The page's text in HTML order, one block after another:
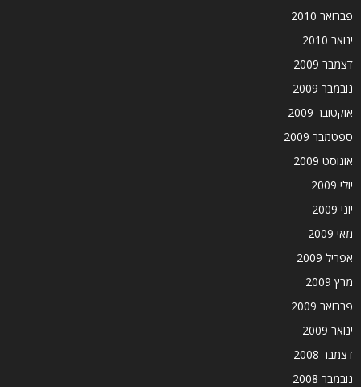
פברואר 2010
ינואר 2010
דצמבר 2009
נובמבר 2009
אוקטובר 2009
ספטמבר 2009
אוגוסט 2009
יולי 2009
יוני 2009
מאי 2009
אפריל 2009
מרץ 2009
פברואר 2009
ינואר 2009
דצמבר 2008
נובמבר 2008